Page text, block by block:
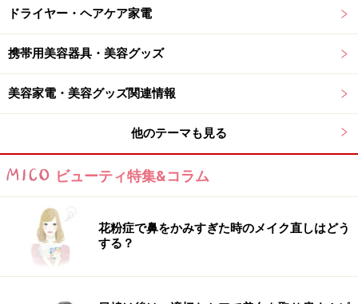
■DATA
3COINS「電気ブラシ／and us」
価格：3850円（税込）
質量：約135グラム
充電時間：約90分
40代におすすめの人気美容家電3：EMSか
っさ
スタイリッシュなデザインにも惹かれる、パナソニックの
ドライヤー・ヘアケア家電
携帯用美容器具・美容グッズ
美容家電・美容グッズ関連情報
他のテーマも見る
ビューティ特集&コラム
花粉症で鼻をかみすぎた時のメイク直しはどう
する？